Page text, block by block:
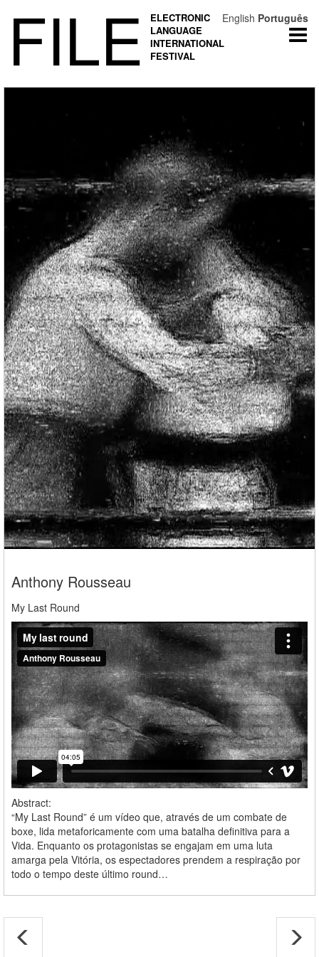
FILE
ELECTRONIC
LANGUAGE
INTERNATIONAL
FESTIVAL
Anthony Rousseau
My Last Round
Abstract:
“My Last Round” é um vídeo que, através de um combate de
boxe, lida metaforicamente com uma batalha definitiva para a
Vida. Enquanto os protagonistas se engajam em uma luta
amarga pela Vitória, os espectadores prendem a respiração por
todo o tempo deste último round…
English Português